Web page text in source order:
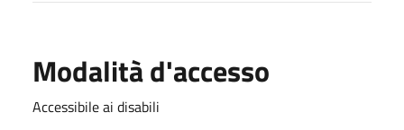
Modalità d'accesso
Accessibile ai disabili